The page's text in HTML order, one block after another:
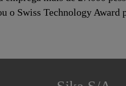
o Swiss Technology Award